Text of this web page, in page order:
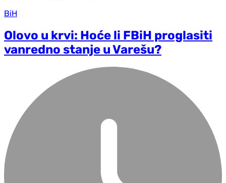
BiH
Olovo u krvi: Hoće li FBiH proglasiti
vanredno stanje u Varešu?